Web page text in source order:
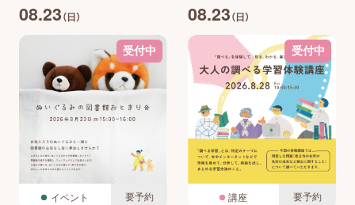
08.23（日）
受付中
イベント 要予約
08.23（日）
受付中
講座 要予約